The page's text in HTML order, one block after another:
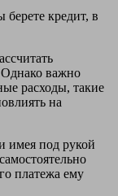
берете кредит, в
важно
расходы, такие
на
имея под рукой
платежа ему